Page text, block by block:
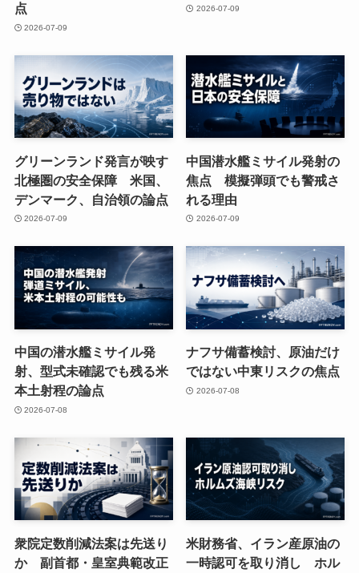
点
2026-07-09
2026-07-09
グリーンランド発言が映す
北極圏の安全保障 米国、
デンマーク、自治領の論点
2026-07-09
中国潜水艦ミサイル発射の
焦点 模擬弾頭でも警戒さ
れる理由
2026-07-09
中国の潜水艦ミサイル発
射、型式未確認でも残る米
本土射程の論点
2026-07-08
ナフサ備蓄検討、原油だけ
ではない中東リスクの焦点
2026-07-08
衆院定数削減法案は先送り
か 副首都・皇室典範改正
米財務省、イラン産原油の
一時認可を取り消し ホル